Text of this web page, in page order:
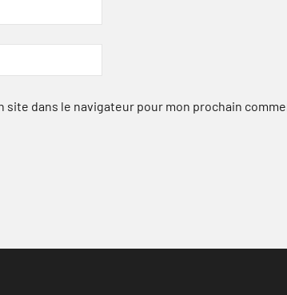
dans le navigateur pour mon prochain